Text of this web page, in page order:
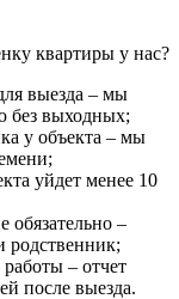
квартиры у нас?
выезда – мы
без выходных;
у объекта – мы
уйдет менее 10
–
родственник;
– отчет
после выезда.